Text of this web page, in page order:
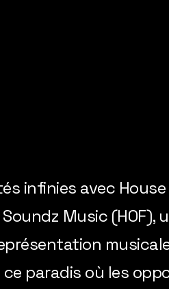
infinies avec
Music (HOF),
paradis où les